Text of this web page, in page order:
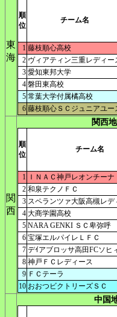
東
海
順
位
チーム名
1 藤枝順心高校
2 ヴィアティン三重レディー
3 愛知東邦大学
4 磐田東高校
5 常葉大学付属橘高校
6 藤枝順心ＳＣジュニアユー
関
西
関西
順
位
チーム名
1 ＩＮＡＣ神戸レオンチーナ
2 和泉テクノＦＣ
3 スペランツァ大阪高槻レデ
4 大商学園高校
5 NARA GENKI ＳＣ卑弥呼
6 宝塚エルパイレＬＦＣ
7 デｲアブロッサ高田FCソヒ
8 神戸ＦＣレディース
9 ＦＣテーラ
10 おおつビクトリーズＳＣ
中国